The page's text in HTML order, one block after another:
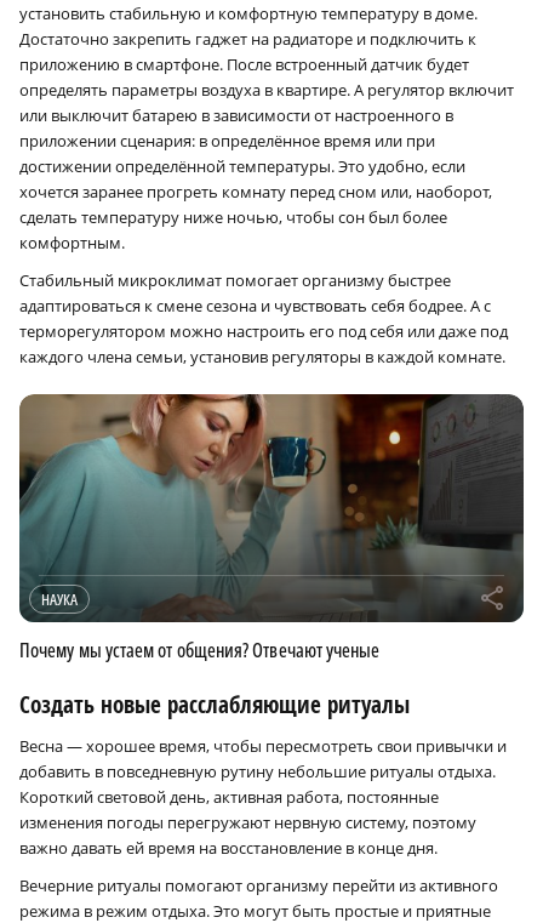
установить стабильную и комфортную температуру в доме.
Достаточно закрепить гаджет на радиаторе и подключить к
приложению в смартфоне. После встроенный датчик будет
определять параметры воздуха в квартире. А регулятор включит
или выключит батарею в зависимости от настроенного в
приложении сценария: в определённое время или при
достижении определённой температуры. Это удобно, если
хочется заранее прогреть комнату перед сном или, наоборот,
сделать температуру ниже ночью, чтобы сон был более
комфортным.
Стабильный микроклимат помогает организму быстрее
адаптироваться к смене сезона и чувствовать себя бодрее. А с
терморегулятором можно настроить его под себя или даже под
каждого члена семьи, установив регуляторы в каждой комнате.
НАУКА r
Почему мы устаем от общения? Отвечают ученые
Создать новые расслабляющие ритуалы
Весна — хорошее время, чтобы пересмотреть свои привычки и
добавить в повседневную рутину небольшие ритуалы отдыха.
Короткий световой день, активная работа, постоянные
изменения погоды перегружают нервную систему, поэтому
важно давать ей время на восстановление в конце дня.
Вечерние ритуалы помогают организму перейти из активного
режима в режим отдыха. Это могут быть простые и приятные